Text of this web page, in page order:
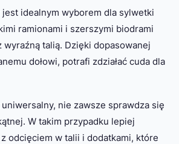
idealnym wyborem dla sylwetki
ramionami i szerszymi biodrami
talią. Dzięki dopasowanej
dołowi, potrafi zdziałać cuda dla
nie zawsze sprawdza się
W takim przypadku lepiej
odcięciem w talii i dodatkami, które